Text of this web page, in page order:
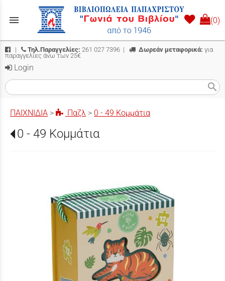
menu (0)
| Τηλ.Παραγγελίες: 261 027 7396 | Δωρεάν μεταφορικά: για
παραγγελίες άνω των 25€
Login
search
ΠΑΙΧΝΙΔΙΑ > Παζλ > 0 - 49 Κομμάτια
0 - 49 Κομμάτια